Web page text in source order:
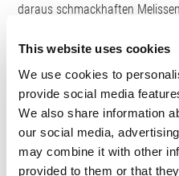
This website uses cookies
We use cookies to
provide social media
We also share information
our social media,
may combine it with other
provided to them or that
daraus schmackhaften
Verwendung. Die schmackhafte
oder Fisch aromatisieren. Die
Melisse sind ebenfalls in ihren
als Tee am besten im Verbund
Melissen-Teemischung:
Passionsblume oder Lavendel